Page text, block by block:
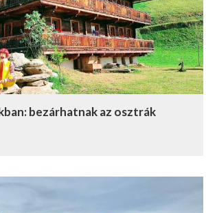
bezárhatnak az osztrák